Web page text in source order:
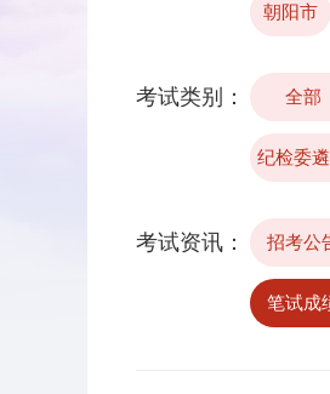
朝阳市
考试类别： 全部
纪检委
考试资讯： 招考公
笔试成